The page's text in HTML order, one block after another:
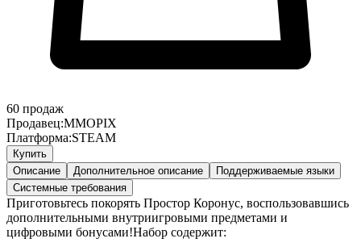
60 продаж
Продавец:MMOPIX
Платформа:STEAM
Купить
Описание
Дополнительное описание
Поддерживаемые языки
Системные требования
Приготовьтесь покорять Простор Коронус, воспользовавшись
дополнительными внутриигровыми предметами и
цифровыми бонусами!Набор содержит: